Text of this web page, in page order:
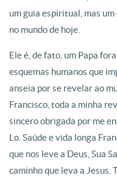
um guia espiritual, mas
no mundo de hoje.
Ele é, de fato, um Papa
esquemas humanos que
anseia por se revelar ao
Francisco, toda a minha
sincero obrigada por me
Lo. Saúde e vida longa
que nos leve a Deus, Sua
caminho que leva a Jesus.